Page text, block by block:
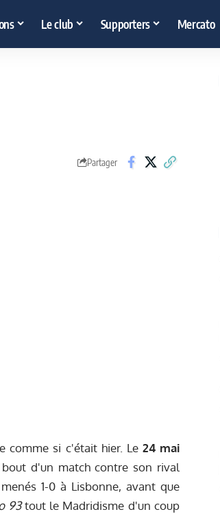
Le club Supporters Mercato
Partager
comme si c'était hier. Le 24 mai
d'un match contre son rival
1-0 à Lisbonne, avant que
93tout le Madridisme d'un coup